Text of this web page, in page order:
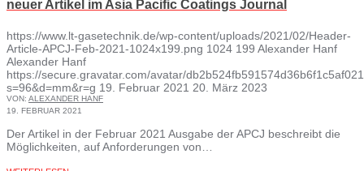
neuer Artikel im Asia Pacific Coatings Journal
https://www.lt-gasetechnik.de/wp-content/uploads/2021/02/Header-
Article-APCJ-Feb-2021-1024x199.png 1024 199 Alexander Hanf
Alexander Hanf
https://secure.gravatar.com/avatar/
s=96&d=mm&r=g 19. Februar 2021 20. März 2023
VON: ALEXANDER HANF
19. FEBRUAR 2021
Der Artikel in der Februar 2021 Ausgabe der APCJ beschreibt die
Möglichkeiten, auf Anforderungen von…